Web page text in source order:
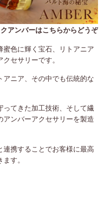
アンバーはこちらからどうぞ
色に輝く宝石、リトアニア
セサリーです。
ニア、その中でも伝統的な
てきた加工技術、そして繊
ンバーアクセサリーを製造
携することでお客様に最高
す。